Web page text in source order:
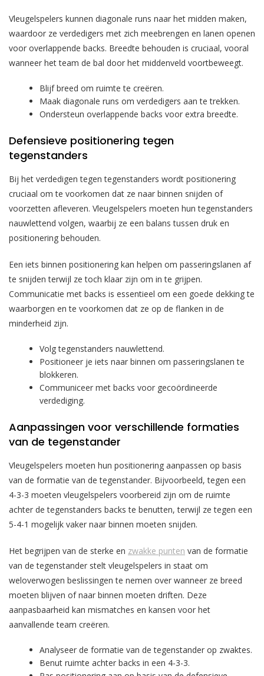
Vleugelspelers kunnen diagonale runs naar het midden maken,
waardoor ze verdedigers met zich meebrengen en lanen openen
voor overlappende backs. Breedte behouden is cruciaal, vooral
wanneer het team de bal door het middenveld voortbeweegt.
Blijf breed om ruimte te creëren.
Maak diagonale runs om verdedigers aan te trekken.
Ondersteun overlappende backs voor extra breedte.
Defensieve positionering tegen
tegenstanders
Bij het verdedigen tegen tegenstanders wordt positionering
cruciaal om te voorkomen dat ze naar binnen snijden of
voorzetten afleveren. Vleugelspelers moeten hun tegenstanders
nauwlettend volgen, waarbij ze een balans tussen druk en
positionering behouden.
Een iets binnen positionering kan helpen om passeringslanen af
te snijden terwijl ze toch klaar zijn om in te grijpen.
Communicatie met backs is essentieel om een goede dekking te
waarborgen en te voorkomen dat ze op de flanken in de
minderheid zijn.
Volg tegenstanders nauwlettend.
Positioneer je iets naar binnen om passeringslanen te
blokkeren.
Communiceer met backs voor gecoördineerde
verdediging.
Aanpassingen voor verschillende formaties
van de tegenstander
Vleugelspelers moeten hun positionering aanpassen op basis
van de formatie van de tegenstander. Bijvoorbeeld, tegen een
4-3-3 moeten vleugelspelers voorbereid zijn om de ruimte
achter de tegenstanders backs te benutten, terwijl ze tegen een
5-4-1 mogelijk vaker naar binnen moeten snijden.
Het begrijpen van de sterke en zwakke punten van de formatie
van de tegenstander stelt vleugelspelers in staat om
weloverwogen beslissingen te nemen over wanneer ze breed
moeten blijven of naar binnen moeten driften. Deze
aanpasbaarheid kan mismatches en kansen voor het
aanvallende team creëren.
Analyseer de formatie van de tegenstander op zwaktes.
Benut ruimte achter backs in een 4-3-3.